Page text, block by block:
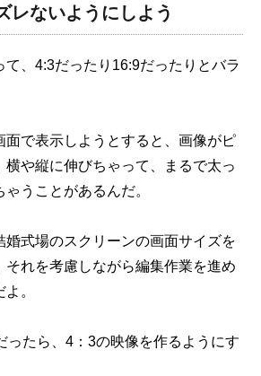
レないようにしよう
て、4:3だったり16:9だったりとバラ
面で表示しようとすると、画像がピ
横や縦に伸びちゃって、まるで太っ
うことがあるんだ。
婚式場のスクリーンの画面サイズを
それを考慮しながら編集作業を進め
。
ったら、4：3の映像を作るようにす